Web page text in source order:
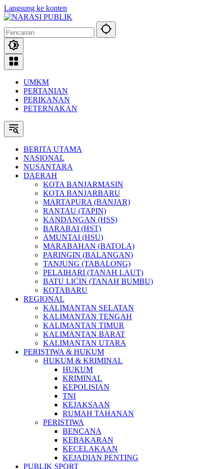
Langsung ke konten
UMKM
PERTANIAN
PERIKANAN
PETERNAKAN
BERITA UTAMA
NASIONAL
NUSANTARA
DAERAH
KOTA BANJARMASIN
KOTA BANJARBARU
MARTAPURA (BANJAR)
RANTAU (TAPIN)
KANDANGAN (HSS)
BARABAI (HST)
AMUNTAI (HSU)
MARABAHAN (BATOLA)
PARINGIN (BALANGAN)
TANJUNG (TABALONG)
PELAIHARI (TANAH LAUT)
BATU LICIN (TANAH BUMBU)
KOTABARU
REGIONAL
KALIMANTAN SELATAN
KALIMANTAN TENGAH
KALIMANTAN TIMUR
KALIMANTAN BARAT
KALIMANTAN UTARA
PERISTIWA & HUKUM
HUKUM & KRIMINAL
HUKUM
KRIMINAL
KEPOLISIAN
TNI
KEJAKSAAN
RUMAH TAHANAN
PERISTIWA
BENCANA
KEBAKARAN
KECELAKAAN
KEJADIAN PENTING
PUBLIK SPORT